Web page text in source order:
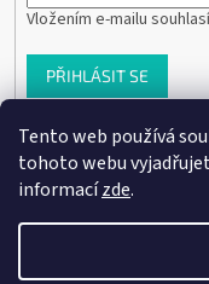
Tento web používá
tohoto webu
informacízde.
Vložením e-mailu
PŘIHLÁSIT SE
Ráj